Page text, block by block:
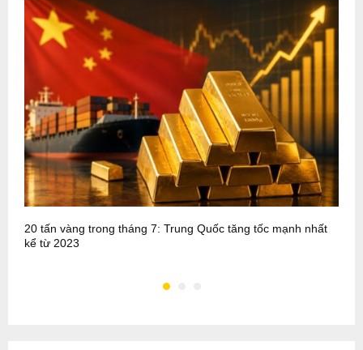
20 tấn vàng trong tháng 7: Trung Quốc tăng tốc mạnh nhất
kể từ 2023